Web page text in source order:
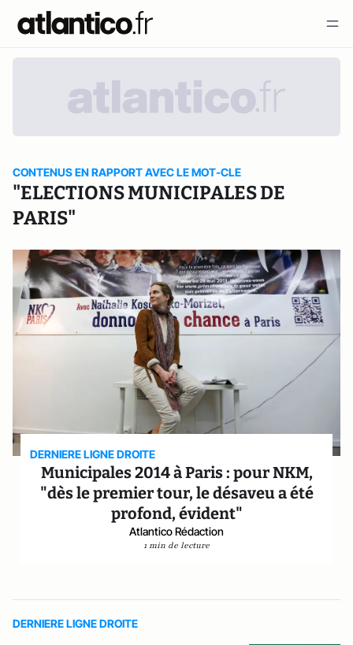
CONTENUS EN RAPPORT AVEC LE MOT-CLE
"ELECTIONS MUNICIPALES DE
PARIS"
DERNIERE LIGNE DROITE
Municipales 2014 à Paris : pour NKM,
"dès le premier tour, le désaveu a été
profond, évident"
Atlantico Rédaction
1 min de lecture
DERNIERE LIGNE DROITE